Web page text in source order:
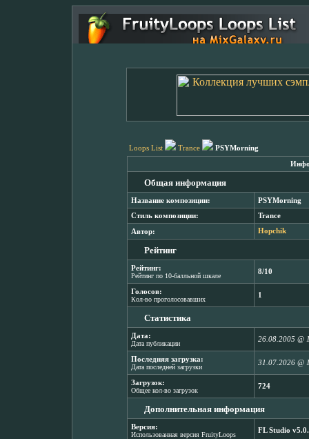
Loops List Trance PSYMorning
Общая информация
Название композиции: PSYMorning
Стиль композиции: Trance
Автор: Hopchik
Рейтинг
Рейтинг:
Рейтинг по 10-балльной шкале
8/10
Голосов:
Кол-во проголосовавших
1
Статистика
Дата:
Дата публикации
26.08.2005 @
Последняя загрузка:
Дата последней загрузки
31.07.2026 @
Загрузок:
Общее кол-во загрузок
724
Дополнительная информация
Версия:
Использованная версия FruityLoops
FL Studio